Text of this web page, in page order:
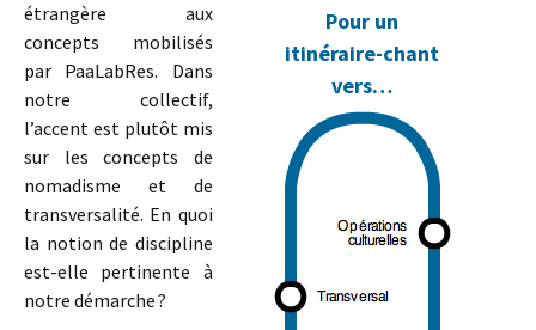
Pour un
itinéraire-chant
vers…
étrangère aux
concepts mobilisés
par PaaLabRes. Dans
notre collectif,
l’accent est plutôt mis
sur les concepts de
nomadisme et de
transversalité. En quoi
la notion de discipline
est-elle pertinente à
notre démarche ?